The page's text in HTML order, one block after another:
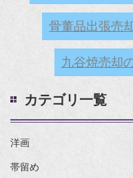
骨董品出張売
九谷焼売却
カテゴリ一覧
洋画
帯留め